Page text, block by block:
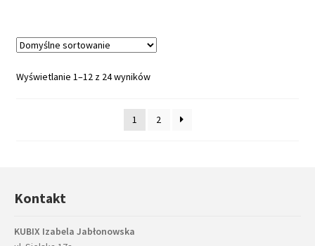
Wyświetlanie 1–12 z 24 wyników
1 2
Kontakt
KUBIX Izabela Jabłonowska